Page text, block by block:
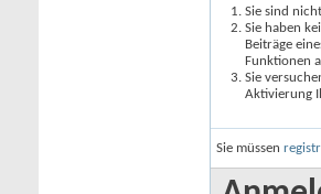
Sie sind
Sie haben
Beiträge
Funktionen
Sie
Aktivierung
Sie müssen